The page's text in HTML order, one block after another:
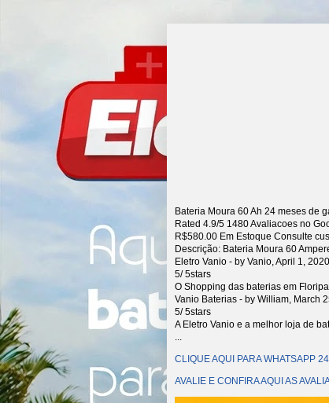
Bateria Moura 60 Ah 24 meses de
Rated 4.9/5 1480Avaliacoes no
R$580.00 Em Estoque Consulte
Descrição: Bateria Moura 60
Eletro Vanio - by Vanio,April 1, 2020
5/5stars
O Shopping das baterias em
Vanio Baterias - by William, March
5/5stars
A Eletro Vanio e a melhor loja de
...
CLIQUE AQUI PARA WHATSAPP
AVALIE E CONFIRA AQUI AS